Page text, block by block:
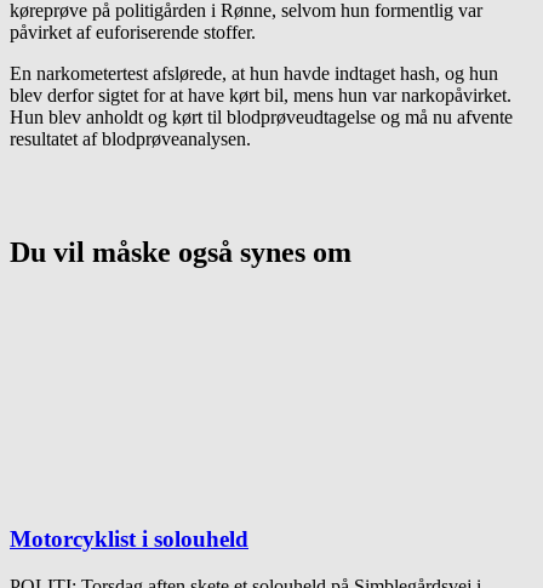
køreprøve på politigården i Rønne, selvom hun formentlig var
påvirket af euforiserende stoffer.
En narkometertest afslørede, at hun havde indtaget hash, og hun
blev derfor sigtet for at have kørt bil, mens hun var narkopåvirket.
Hun blev anholdt og kørt til blodprøveudtagelse og må nu afvente
resultatet af blodprøveanalysen.
Du vil måske også synes om
Motorcyklist i solouheld